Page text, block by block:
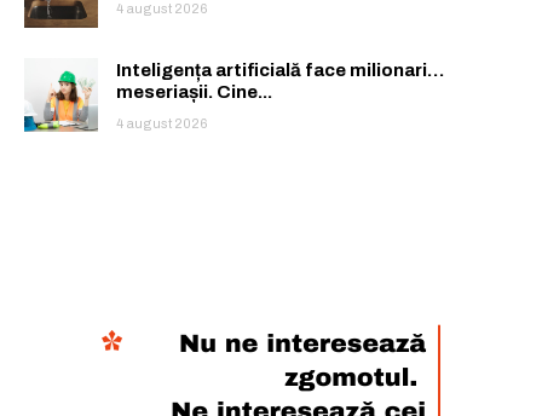
4 august 2026
Inteligența artificială face milionari…
meseriașii. Cine...
4 august 2026